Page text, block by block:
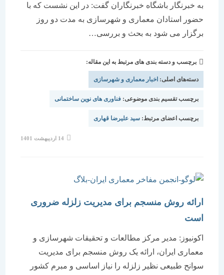
به خبرنگار باشگاه خبرنگاران گفت: در این نشست که با
حضور استادان معماری و شهرسازی به مدت دو روز
برگزار می شود به بحث و بررسی…
برچسب و دسته بندی های مرتبط به این مقاله:
دسته‌های اصلی:اخبار معماری و شهرسازی
برچسب تقسیم بندی موضوعی:فناوری های نوین ساختمانی
برچسب اعضای مرتبط: سید علیرضا قهاری
ارائه روش منسجم برای مدیریت زلزله ضروری
اکونیوز: مدیر مرکز مطالعات و تحقیقات شهرسازی و
معماری ایران، ارائه یک روش منسجم برای مدیریت
سوانح طبیعی نظیر زلزله را نیاز اساسی و مبرم کشور